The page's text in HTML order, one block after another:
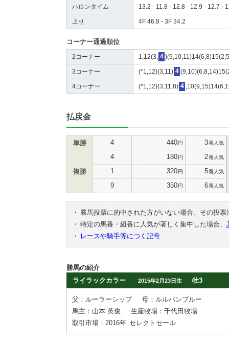
ハロンタイム 13.2 - 11.8 - 12.8 - 12.9 - 12.7 -
上り 4F 46.8 - 3F 34.2
コーナー通過順位
2コーナー 1,12(3, 4
3コーナー (*1,12)(3,11) 4
4コーナー (*1,12)(3,11,8) 4
払戻金
単勝 4 440円 3番人気
複勝
4 180円 2番人気
1 320円 5番人気
9 350円 6番人気
・
勝馬投票に的中された方がいない場合、その投
・ 特定の馬番・組番に人気が著しく集中した場合、
・
レースや騎手等につく記号
勝馬の紹介
ライラックカラー
2015年2月23日生 牡3
父：ルーラーシップ
母：ルルパンブルー
馬主：山本 英俊
生産牧場：千代田牧場
取引市場：2016年 セレクトセール